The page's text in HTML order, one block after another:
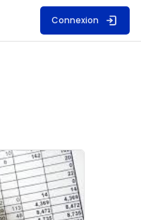
Connexion